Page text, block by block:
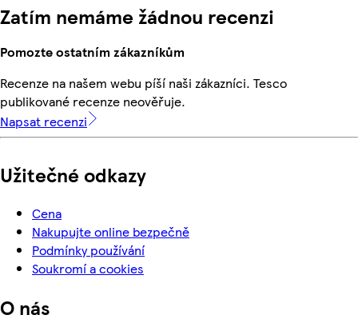
Zatím nemáme žádnou recenzi
Pomozte ostatním zákazníkům
Recenze na našem webu píší naši zákazníci. Tesco
publikované recenze neověřuje.
Napsat recenzi
Užitečné odkazy
Cena
Nakupujte online bezpečně
Podmínky používání
Soukromí a cookies
O nás